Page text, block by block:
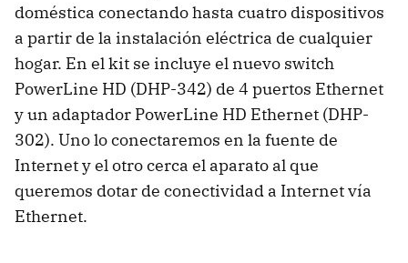
doméstica conectando hasta cuatro dispositivos
a partir de la instalación eléctrica de cualquier
hogar. En el kit se incluye el nuevo switch
PowerLine HD (DHP-342) de 4 puertos Ethernet
y un adaptador PowerLine HD Ethernet (DHP-
302). Uno lo conectaremos en la fuente de
Internet y el otro cerca el aparato al que
queremos dotar de conectividad a Internet vía
Ethernet.